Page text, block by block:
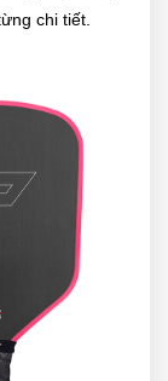
chi tiết.